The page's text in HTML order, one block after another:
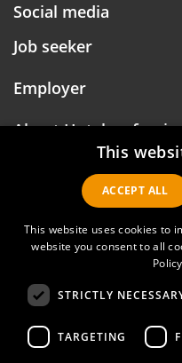
Social media
Job seeker
Employer
About
Privacy policy
Contact
This
This website uses cookies to
website you consent to all
STRICTLY
TARGETING
ACCEPT ALL